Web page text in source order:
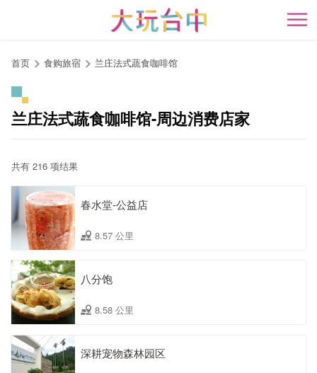
开
首页 食购旅宿 兰庄法式蔬食咖啡馆
兰庄法式蔬食咖啡馆-周边消费店家
共有 216 项结果
春水堂-公益店
8.57 公里
八分饱
8.58 公里
深耕宠物森林园区